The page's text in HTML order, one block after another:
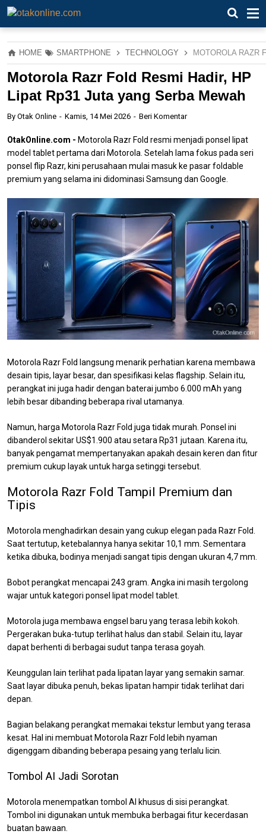
HOME SMARTPHONE TECHNOLOGY MOTOROLA RAZR
Motorola Razr Fold Resmi Hadir, HP
Lipat Rp31 Juta yang Serba Mewah
By Otak Online Kamis, 14 Mei 2026 Beri Komentar
OtakOnline.com - Motorola Razr Fold resmi menjadi ponsel lipat
model tablet pertama dari Motorola. Setelah lama fokus pada seri
ponsel flip Razr, kini perusahaan mulai masuk ke pasar foldable
premium yang selama ini didominasi Samsung dan Google.
Motorola Razr Fold langsung menarik perhatian karena membawa
desain tipis, layar besar, dan spesifikasi kelas flagship. Selain itu,
perangkat ini juga hadir dengan baterai jumbo 6.000 mAh yang
lebih besar dibanding beberapa rival utamanya.
Namun, harga Motorola Razr Fold juga tidak murah. Ponsel ini
dibanderol sekitar US$1.900 atau setara Rp31 jutaan. Karena itu,
banyak pengamat mempertanyakan apakah desain keren dan fitur
premium cukup layak untuk harga setinggi tersebut.
Motorola Razr Fold Tampil Premium dan
Tipis
Motorola menghadirkan desain yang cukup elegan pada Razr Fold.
Saat tertutup, ketebalannya hanya sekitar 10,1 mm. Sementara
ketika dibuka, bodinya menjadi sangat tipis dengan ukuran 4,7 mm.
Bobot perangkat mencapai 243 gram. Angka ini masih tergolong
wajar untuk kategori ponsel lipat model tablet.
Motorola juga membawa engsel baru yang terasa lebih kokoh.
Pergerakan buka-tutup terlihat halus dan stabil. Selain itu, layar
dapat berhenti di berbagai sudut tanpa terasa goyah.
Keunggulan lain terlihat pada lipatan layar yang semakin samar.
Saat layar dibuka penuh, bekas lipatan hampir tidak terlihat dari
depan.
Bagian belakang perangkat memakai tekstur lembut yang terasa
kesat. Hal ini membuat Motorola Razr Fold lebih nyaman
digenggam dibanding beberapa pesaing yang terlalu licin.
Tombol AI Jadi Sorotan
Motorola menempatkan tombol AI khusus di sisi perangkat.
Tombol ini digunakan untuk membuka berbagai fitur kecerdasan
buatan bawaan.